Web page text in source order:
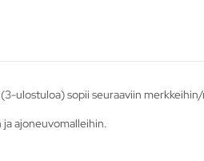
ulostuloa) sopii seuraaviin
ajoneuvomalleihin.